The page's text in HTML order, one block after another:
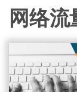
网络流